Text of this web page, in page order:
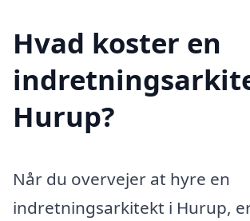
Hvad koster en
Hurup?
Når du overvejer at hyre en
indretningsarkitekt i Hurup,